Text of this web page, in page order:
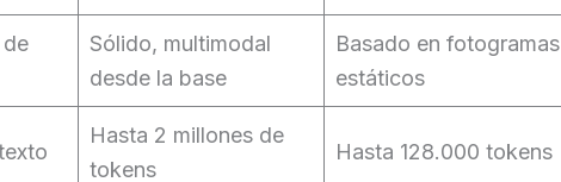
de
Sólido, multimodal
desde la base
Basado en fotogramas
estáticos
Hasta 2 millones de
tokens
Hasta 128.000 tokens